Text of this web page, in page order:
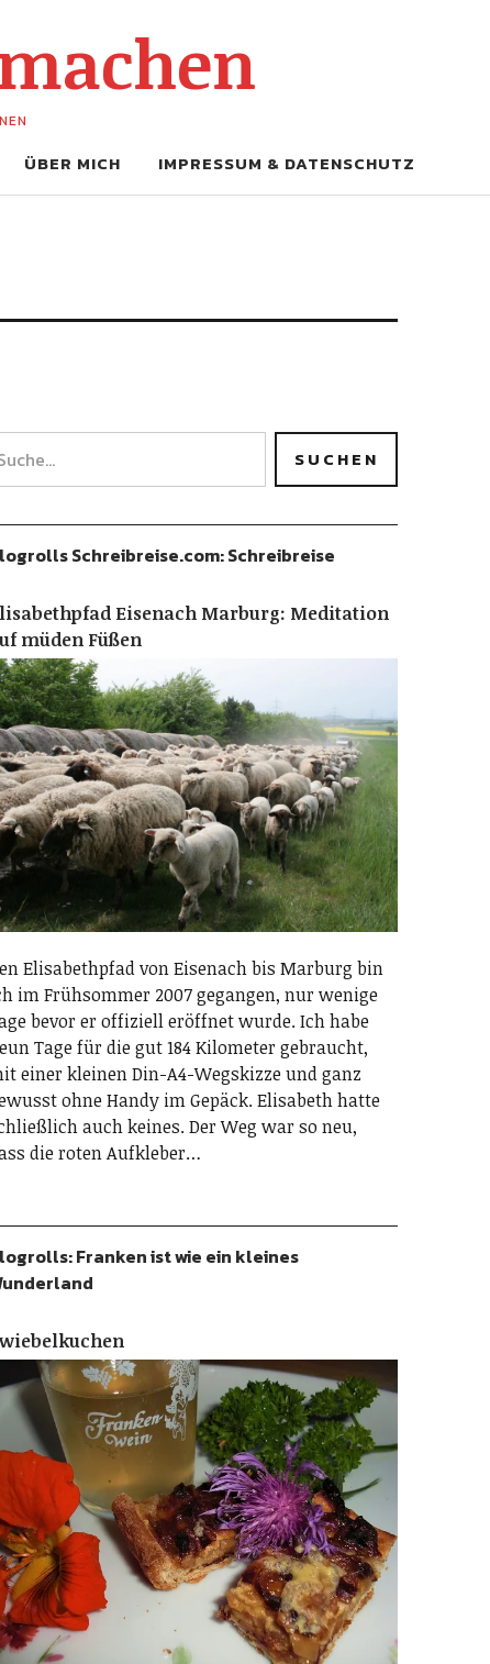
ÜBER MICH IMPRESSUM & DATENSCHUTZ
Schreibreise.com: Schreibreise
Eisenach Marburg: Meditation
müden Füßen
Elisabethpfad von Eisenach bis Marburg bin
im Frühsommer 2007 gegangen, nur wenige
bevor er offiziell eröffnet wurde. Ich habe
Tage für die gut 184 Kilometer gebraucht,
einer kleinen Din-A4-Wegskizze und ganz
ohne Handy im Gepäck. Elisabeth hatte
auch keines. Der Weg war so neu,
die roten Aufkleber…
Franken ist wie ein kleines